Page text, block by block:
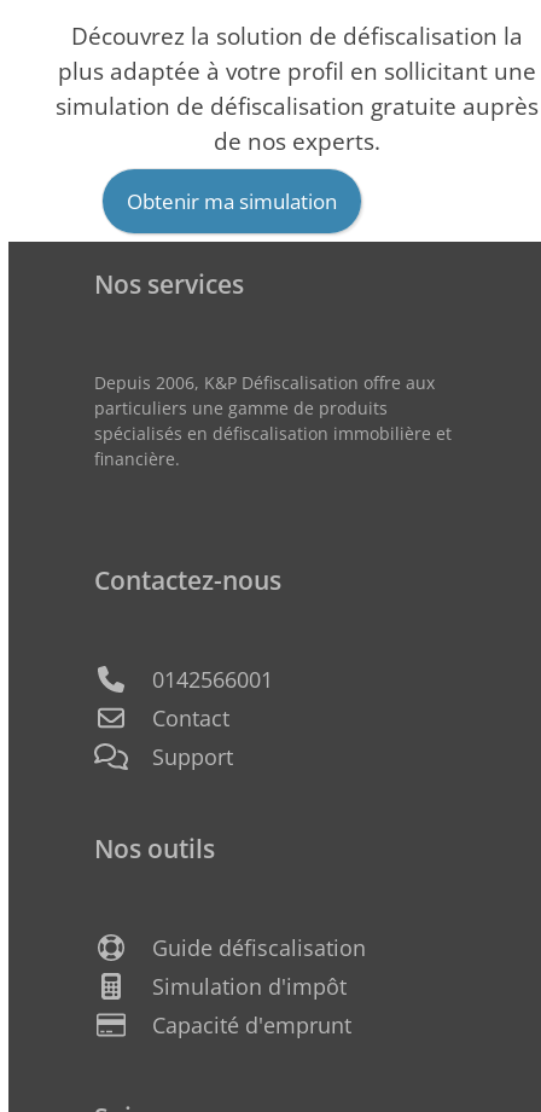
Découvrez la solution de défiscalisation la
plus adaptée à votre profil en sollicitant une
simulation de défiscalisation gratuite auprès
de nos experts.
Obtenir ma simulation
Nos services
Depuis 2006, K&P Défiscalisation offre aux
particuliers une gamme de produits
spécialisés en défiscalisation immobilière et
financière.
Contactez-nous
0142566001
Contact
Support
Nos outils
Guide défiscalisation
Simulation d'impôt
Capacité d'emprunt